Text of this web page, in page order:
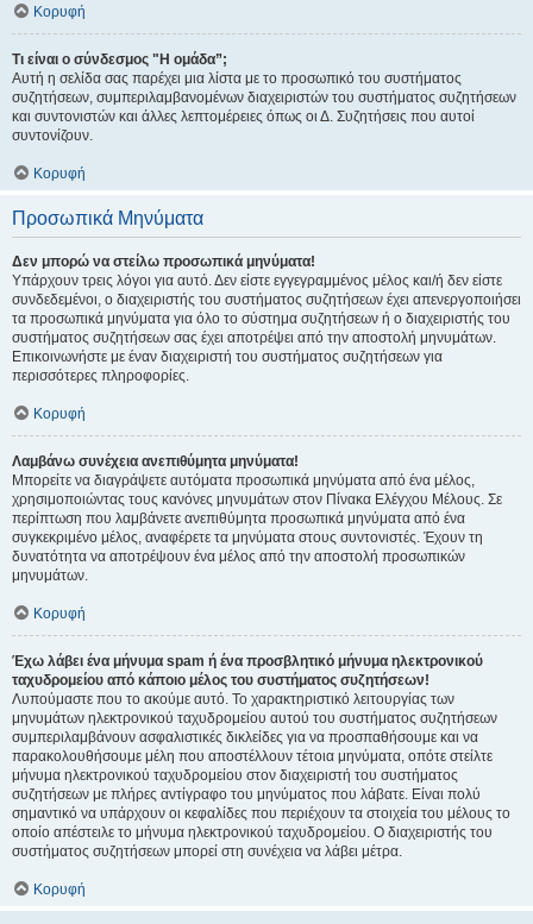
Κορυφή
Τι είναι ο σύνδεσμος "Η ομάδα”;
Αυτή η σελίδα σας παρέχει μια λίστα με το προσωπικό του συστήματος
συζητήσεων, συμπεριλαμβανομένων διαχειριστών του συστήματος συζητήσεων
και συντονιστών και άλλες λεπτομέρειες όπως οι Δ. Συζητήσεις που αυτοί
συντονίζουν.
Κορυφή
Προσωπικά Μηνύματα
Δεν μπορώ να στείλω προσωπικά μηνύματα!
Υπάρχουν τρεις λόγοι για αυτό. Δεν είστε εγγεγραμμένος μέλος και/ή δεν είστε
συνδεδεμένοι, ο διαχειριστής του συστήματος συζητήσεων έχει απενεργοποιήσει
τα προσωπικά μηνύματα για όλο το σύστημα συζητήσεων ή ο διαχειριστής του
συστήματος συζητήσεων σας έχει αποτρέψει από την αποστολή μηνυμάτων.
Επικοινωνήστε με έναν διαχειριστή του συστήματος συζητήσεων για
περισσότερες πληροφορίες.
Κορυφή
Λαμβάνω συνέχεια ανεπιθύμητα μηνύματα!
Μπορείτε να διαγράψετε αυτόματα προσωπικά μηνύματα από ένα μέλος,
χρησιμοποιώντας τους κανόνες μηνυμάτων στον Πίνακα Ελέγχου Μέλους. Σε
περίπτωση που λαμβάνετε ανεπιθύμητα προσωπικά μηνύματα από ένα
συγκεκριμένο μέλος, αναφέρετε τα μηνύματα στους συντονιστές. Έχουν τη
δυνατότητα να αποτρέψουν ένα μέλος από την αποστολή προσωπικών
μηνυμάτων.
Κορυφή
Έχω λάβει ένα μήνυμα spam ή ένα προσβλητικό μήνυμα ηλεκτρονικού
ταχυδρομείου από κάποιο μέλος του συστήματος συζητήσεων!
Λυπούμαστε που το ακούμε αυτό. Το χαρακτηριστικό λειτουργίας των
μηνυμάτων ηλεκτρονικού ταχυδρομείου αυτού του συστήματος συζητήσεων
συμπεριλαμβάνουν ασφαλιστικές δικλείδες για να προσπαθήσουμε και να
παρακολουθήσουμε μέλη που αποστέλλουν τέτοια μηνύματα, οπότε στείλτε
μήνυμα ηλεκτρονικού ταχυδρομείου στον διαχειριστή του συστήματος
συζητήσεων με πλήρες αντίγραφο του μηνύματος που λάβατε. Είναι πολύ
σημαντικό να υπάρχουν οι κεφαλίδες που περιέχουν τα στοιχεία του μέλους το
οποίο απέστειλε το μήνυμα ηλεκτρονικού ταχυδρομείου. Ο διαχειριστής του
συστήματος συζητήσεων μπορεί στη συνέχεια να λάβει μέτρα.
Κορυφή